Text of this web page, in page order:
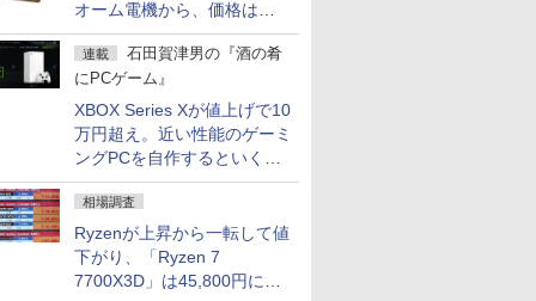
オーム電機から、価格は
5,940円
連載
石田賀津男の『酒の肴
にPCゲーム』
XBOX Series Xが値上げで10
万円超え。近い性能のゲーミ
ングPCを自作するといくら
になる？
相場調査
Ryzenが上昇から一転して値
下がり、「Ryzen 7
7700X3D」は45,800円に急